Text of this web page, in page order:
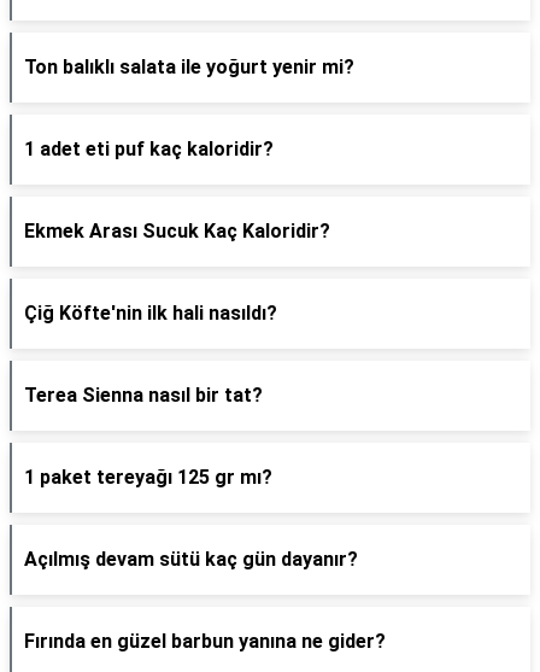
Ton balıklı salata ile yoğurt yenir mi?
1 adet eti puf kaç kaloridir?
Ekmek Arası Sucuk Kaç Kaloridir?
Çiğ Köfte'nin ilk hali nasıldı?
Terea Sienna nasıl bir tat?
1 paket tereyağı 125 gr mı?
Açılmış devam sütü kaç gün dayanır?
Fırında en güzel barbun yanına ne gider?